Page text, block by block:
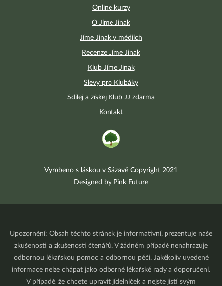
Online kurzy
O Jíme Jinak
Jíme Jinak v médiích
Recenze Jíme Jinak
Klub Jíme Jinak
Slevy pro Klubáky
Sdílej a získej Klub JJ zdarma
Kontakt
Vyrobeno s láskou v Sázavě Copyright 2021
Designed by Pink Future
Upozornění: Obsah těchto stránek je informativní, prezentuje naše
zkušenosti a zkušenosti čtenářů. V žádném případě nenahrazuje
odbornou lékařskou pomoc a odbornou péči. Jakékoliv uvedené
informace nelze chápat jako odborné lékařské rady a doporučení.
V případě, že chcete upravit jídelníček a nejste jistí svým